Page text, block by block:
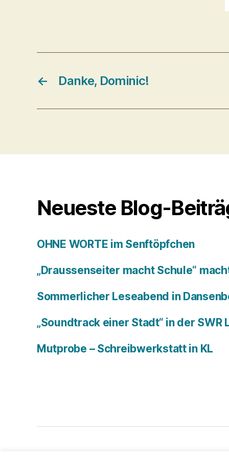
← Danke, Dominic!
Neueste Blog-
OHNE WORTE im Senftöpfchen
„Draussenseiter macht Schule“
Sommerlicher Leseabend in
„Soundtrack einer Stadt“ in der SWR
Mutprobe – Schreibwerkstatt in KL